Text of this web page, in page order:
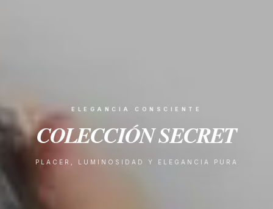
ELEGANCIA CONSCIENTE
COLECCIÓN SECRET
PLACER, LUMINOSIDAD Y ELEGANCIA PURA